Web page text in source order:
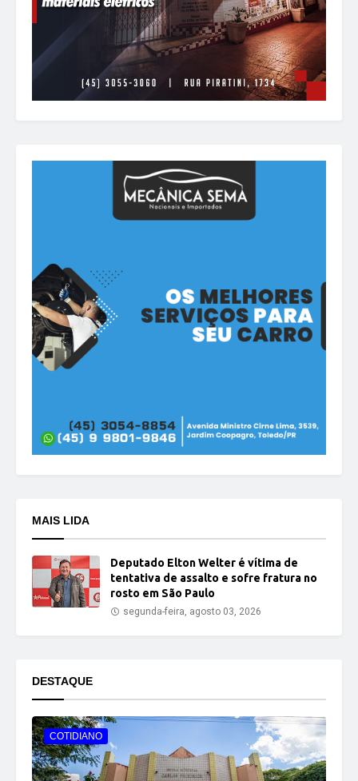
MAIS LIDA
Deputado Elton Welter é vítima de
tentativa de assalto e sofre fratura no
rosto em São Paulo
segunda-feira, agosto 03, 2026
DESTAQUE
COTIDIANO